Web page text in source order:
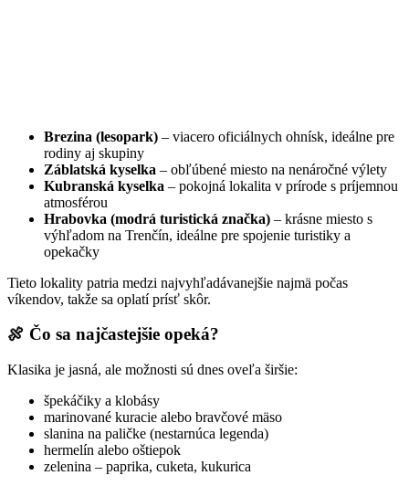
Brezina (lesopark) – viacero oficiálnych ohnísk, ideálne pre
rodiny aj skupiny
Záblatská kyselka – obľúbené miesto na nenáročné výlety
Kubranská kyselka – pokojná lokalita v prírode s príjemnou
atmosférou
Hrabovka (modrá turistická značka) – krásne miesto s
výhľadom na Trenčín, ideálne pre spojenie turistiky a
opekačky
Tieto lokality patria medzi najvyhľadávanejšie najmä počas
víkendov, takže sa oplatí prísť skôr.
🍖 Čo sa najčastejšie opeká?
Klasika je jasná, ale možnosti sú dnes oveľa širšie:
špekáčiky a klobásy
marinované kuracie alebo bravčové mäso
slanina na paličke (nestarnúca legenda)
hermelín alebo oštiepok
zelenina – paprika, cuketa, kukurica